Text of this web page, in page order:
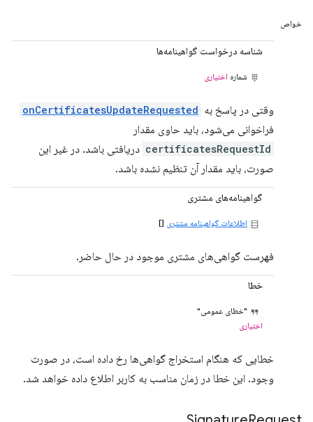
خواص
شناسه درخواست گواهینامه‌ها
شماره اختیاری
وقتی در پاسخ به onCertificatesUpdateRequested
فراخوانی می‌شود، باید حاوی مقدار
certificatesRequestId دریافتی باشد. در غیر این
صورت، باید مقدار آن تنظیم نشده باشد.
گواهینامه‌های مشتری
اطلاعات گواهینامه مشتری []
فهرست گواهی‌های مشتری موجود در حال حاضر.
خطا
"خطای عمومی"
اختیاری
خطایی که هنگام استخراج گواهی‌ها رخ داده است، در صورت
وجود. این خطا در زمان مناسب به کاربر اطلاع داده خواهد شد.